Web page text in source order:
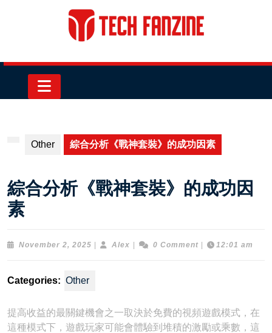
Other 綜合分析《戰神套裝》的成功因素
綜合分析《戰神套裝》的成功因
素
November 2, 2025 November
Alex Alex 0 Comment 12:01 am
Categories: Other
提高收益的最關鍵機會之一取決於免費的視頻遊戲模式，在
這種模式下，遊戲玩家可能會體驗到堆積的激勵或乘數，這